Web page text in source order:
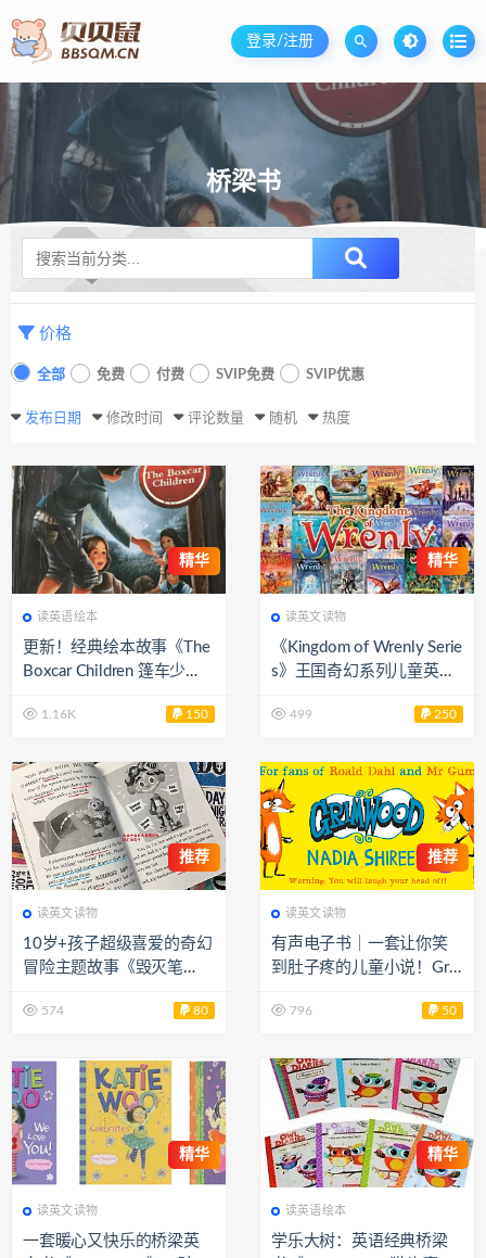
登录/注册
桥梁书
升级SVIP无限免费下载
价格
全部 免费 付费 SVIP免费 SVIP优惠
发布日期 修改时间 评论数量 随机 热度
精华
读英语绘本
更新！经典绘本故事《The
Boxcar Children 篷车少
频MP3 百度网盘下载 EP2
1.16K 150
精华
读英文读物
《Kingdom of Wrenly Serie
s》王国奇幻系列儿童英文
网盘下载 EB40374
499 250
推荐
读英文读物
10岁+孩子超级喜爱的奇幻
冒险主题故事《毁灭笔
574 80
推荐
读英文读物
​有声电子书｜一套让你笑
到肚子疼的儿童小说！Gri
796 50
精华
读英文读物
一套暖心又快乐的桥梁英
精华
读英语绘本
学乐大树：英语经典桥梁